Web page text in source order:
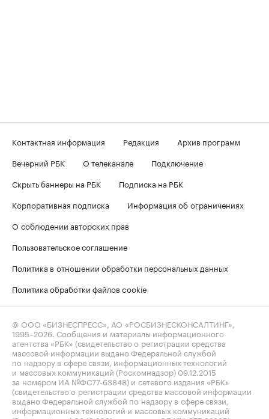
Контактная информация Редакция
Архив программ
Вечерний РБК
О телеканале
Подключение
Скрыть баннеры на РБК
Подписка на РБК
Корпоративная подписка
Информация об ограничениях
О соблюдении авторских прав
Пользовательское соглашение
Политика в отношении обработки персональных данных
Политика обработки файлов cookie
© ООО «БИЗНЕСПРЕСС», АО «РОСБИЗНЕСКОНСАЛТИНГ»,
1995–2026 . Сообщения и материалы информационного
агентства «РБК» (свидетельство о регистрации средства
массовой информации выдано Федеральной службой
по надзору в сфере связи, информационных технологий
и массовых коммуникаций (Роскомнадзор) 09.12.2015
за номером ИА №ФС77-63848) и сетевого издания «РБК»
(свидетельство о регистрации средства массовой информации
выдано Федеральной службой по надзору в сфере связи,
информационных технологий и массовых коммуникаций